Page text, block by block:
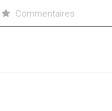
Commentaires